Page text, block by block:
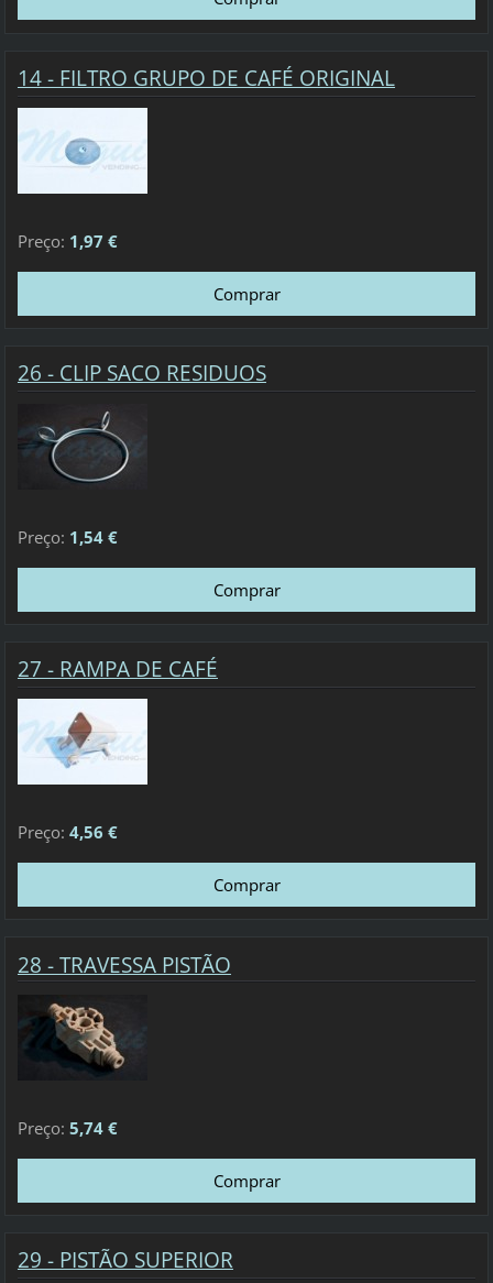
14 - FILTRO GRUPO DE CAFÉ ORIGINAL
Preço: 1,97 €
26 - CLIP SACO RESIDUOS
Preço: 1,54 €
27 - RAMPA DE CAFÉ
Preço: 4,56 €
28 - TRAVESSA PISTÃO
Preço: 5,74 €
29 - PISTÃO SUPERIOR